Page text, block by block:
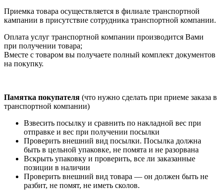
Приемка товара осуществляется в филиале транспортной
кампании в присутствие сотрудника транспортной компании.
Оплата услуг транспортной компании производится Вами
при получении товара;
Вместе с товаром вы получаете полный комплект документов
на покупку.
Памятка покупателя (что нужно сделать при приеме заказа в
транспортной компании)
Взвесить посылку и сравнить по накладной вес при
отправке и вес при получении посылки
Проверить внешний вид посылки. Посылка должна
быть в цельной упаковке, не помята и не разорвана
Вскрыть упаковку и проверить, все ли заказанные
позиции в наличии
Проверить внешний вид товара — он должен быть не
разбит, не помят, не иметь сколов.